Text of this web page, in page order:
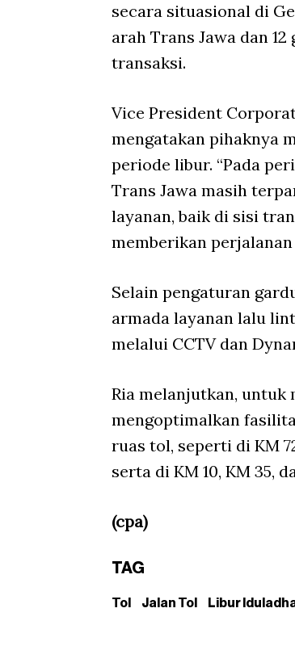
secara situasional di
arah Trans Jawa dan
transaksi.
Vice President
mengatakan pihaknya
periode libur. “Pada
Trans Jawa masih
layanan, baik di sisi
memberikan perjalanan
Selain pengaturan
armada layanan lalu
melalui CCTV dan
Ria melanjutkan, untuk
mengoptimalkan
ruas tol, seperti di KM
serta di KM 10, KM 35,
(cpa)
TAG
Tol Jalan Tol Libur